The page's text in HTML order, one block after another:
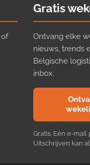
of
Gratis
Ontvang elke
nieuws, trends
Belgische
inbox.
Gratis. Eén e-mail
Uitschrijven kan